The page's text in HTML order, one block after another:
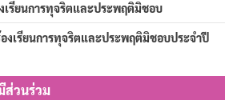
เรียนการทุจริตและประพฤติมิชอบ
งเรียนการทุจริตและประพฤติมิชอบประจำปี
ส่วนร่วม